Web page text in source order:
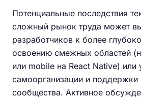
Потенциальные последствия
сложный рынок труда может
разработчиков к более
освоению смежных областей
или mobile на React Native) или
самоорганизации и поддержки
сообщества. Активное